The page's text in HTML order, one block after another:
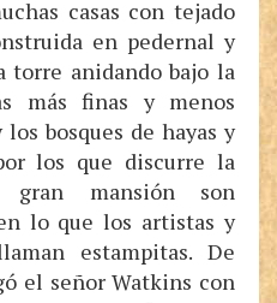
casas con tejado
en pedernal y
torre anidando bajo la
más finas y menos
bosques de hayas y
los que discurre la
gran mansión son
lo que los artistas y
estampitas. De
el señor Watkins con